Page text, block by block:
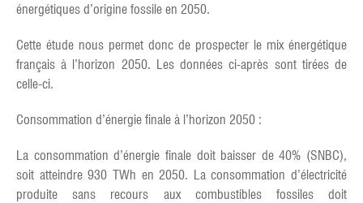
énergétiques d’origine fossile en 2050.
Cette étude nous permet donc de prospecter le mix énergétique
français à l’horizon 2050. Les données ci-après sont tirées de
celle-ci.
Consommation d’énergie finale à l’horizon 2050 :
La consommation d’énergie finale doit baisser de 40% (SNBC),
soit atteindre 930 TWh en 2050. La consommation d’électricité
produite sans recours aux combustibles fossiles doit